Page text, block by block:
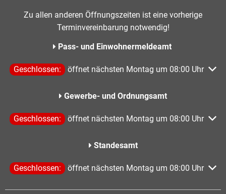
Zu allen anderen Öffnungszeiten ist eine vorherige
Terminvereinbarung notwendig!
Pass- und Einwohnermeldeamt
Klicken, um weitere Öffnungs- oder Schließzeiten
Geschlossen: öffnet nächsten Montag um 08:00 Uhr
Gewerbe- und Ordnungsamt
Klicken, um weitere Öffnungs- oder Schließzeiten
Geschlossen: öffnet nächsten Montag um 08:00 Uhr
Standesamt
Klicken, um weitere Öffnungs- oder Schließzeiten
Geschlossen: öffnet nächsten Montag um 08:00 Uhr